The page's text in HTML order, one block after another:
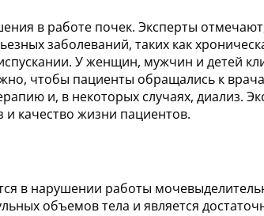
в работе почек. Эксперты
заболеваний, таких как
У женщин, мужчин и детей
чтобы пациенты обращались к
и, в некоторых случаях, диализ.
и качество жизни пациентов.
в нарушении работы
объемов тела и является